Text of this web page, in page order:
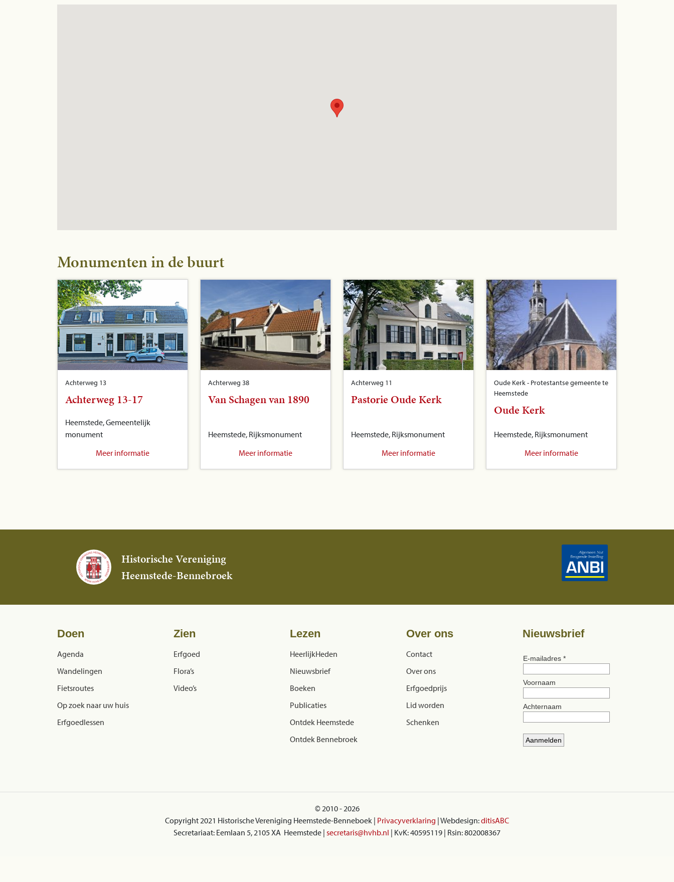
Monumenten in de buurt
Achterweg 13
Achterweg 13-17
Heemstede, Gemeentelijk
monument
Meer informatie
Achterweg 38
Van Schagen van 1890
Heemstede, Rijksmonument
Meer informatie
Achterweg 11
Pastorie Oude Kerk
Heemstede, Rijksmonument
Meer informatie
Oude Kerk - Protestantse gemeente te
Heemstede
Oude Kerk
Heemstede, Rijksmonument
Meer informatie
Historische Vereniging
Heemstede-Bennebroek
Doen
Agenda
Wandelingen
Fietsroutes
Op zoek naar uw huis
Erfgoedlessen
Zien
Erfgoed
Flora’s
Video’s
Lezen
HeerlijkHeden
Nieuwsbrief
Boeken
Publicaties
Ontdek Heemstede
Ontdek Bennebroek
Over ons
Contact
Over ons
Erfgoedprijs
Lid worden
Schenken
Nieuwsbrief
© 2010 - 2026
Copyright 2021 Historische Vereniging Heemstede-Benneboek | Privacyverklaring | Webdesign:ditisABC
Secretariaat: Eemlaan 5, 2105 XA Heemstede | secretaris@hvhb.nl | KvK: 40595119 | Rsin: 802008367